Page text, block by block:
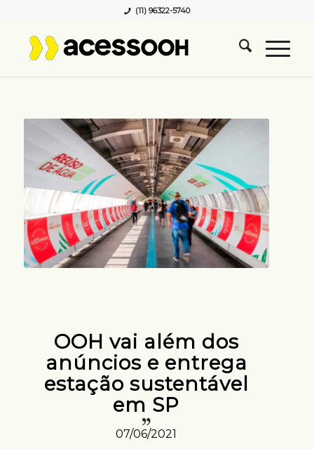
(11) 96322-5740
OOH vai além dos
anúncios e entrega
estação sustentável
em SP
07/06/2021